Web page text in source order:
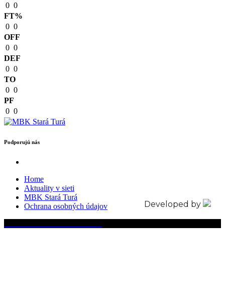
0 0
FT%
0 0
OFF
0 0
DEF
0 0
TO
0 0
PF
0 0
Podporujú nás
Home
Aktuality v sieti
MBK Stará Turá
Ochrana osobných údajov
Developed by